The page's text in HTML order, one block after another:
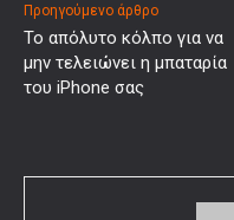
Προηγούμενο άρθρο
Το απόλυτο κόλπο για να
μην τελειώνει η μπαταρία
του iPhone σας